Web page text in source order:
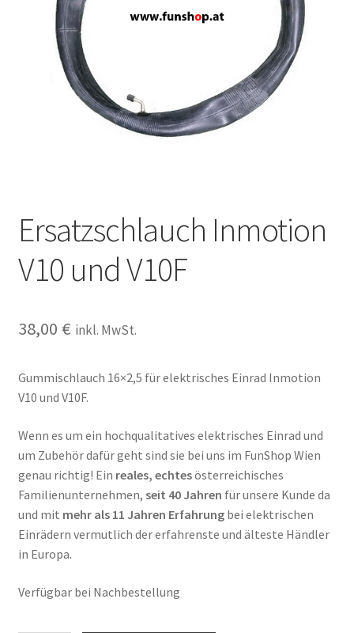
Ersatzschlauch Inmotion
V10 und V10F
38,00 € inkl. MwSt.
Gummischlauch 16×2,5 für elektrisches Einrad Inmotion
V10 und V10F.
Wenn es um ein hochqualitatives elektrisches Einrad und
um Zubehör dafür geht sind sie bei uns im FunShop Wien
genau richtig! Ein reales, echtesösterreichisches
Familienunternehmen, seit 40 Jahren für unsere Kunde da
und mit mehr als 11 Jahren Erfahrungbei elektrischen
Einrädern vermutlich der erfahrenste und älteste Händler
in Europa.
Verfügbar bei Nachbestellung